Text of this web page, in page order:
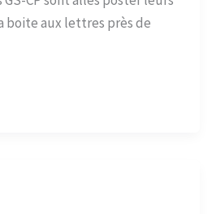
boite aux lettres près de